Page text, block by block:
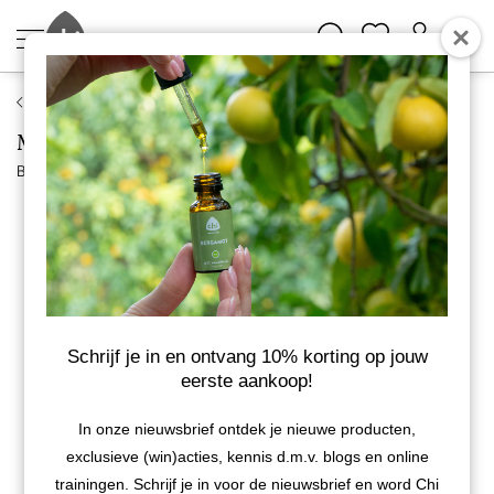
Supplementen
Mannavital Bernagie Olie Platinum
Bekijk meer van Mannavital
Schrijf je in en ontvang 10% korting op jouw
eerste aankoop!
In onze nieuwsbrief ontdek je nieuwe producten,
exclusieve (win)acties, kennis d.m.v. blogs en online
trainingen. Schrijf je in voor de nieuwsbrief en word Chi